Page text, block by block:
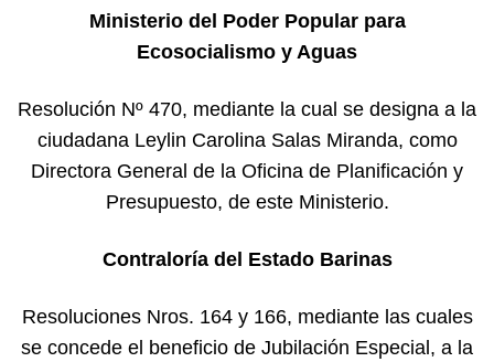
Ministerio del Poder Popular para
Ecosocialismo y Aguas
Resolución Nº 470, mediante la cual se designa a la
ciudadana Leylin Carolina Salas Miranda, como
Directora General de la Oficina de Planificación y
Presupuesto, de este Ministerio.
Contraloría del Estado Barinas
Resoluciones Nros. 164 y 166, mediante las cuales
se concede el beneficio de Jubilación Especial, a la